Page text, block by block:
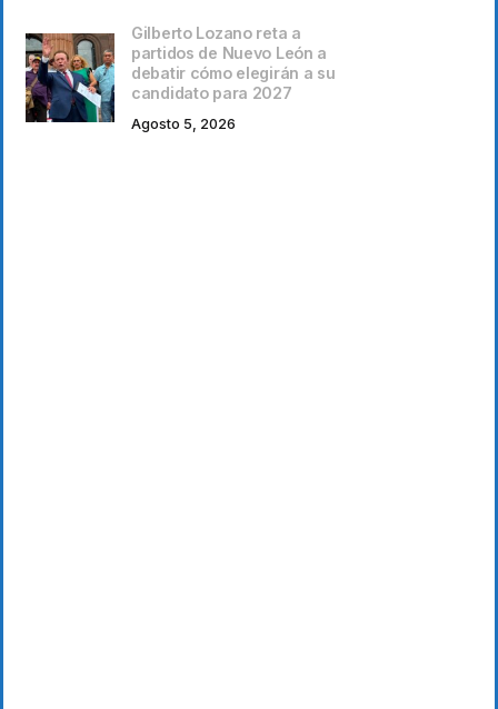
Gilberto Lozano reta a
partidos de Nuevo León a
debatir cómo elegirán a su
candidato para 2027
Agosto 5, 2026